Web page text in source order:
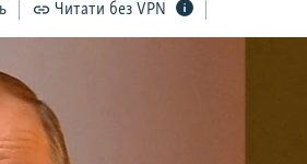
Читати без VPN